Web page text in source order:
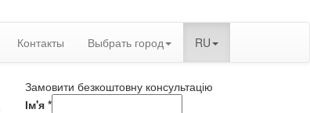
Контакты Выбрать город RU
Замовити безкоштовну консультацію
Ім'я *